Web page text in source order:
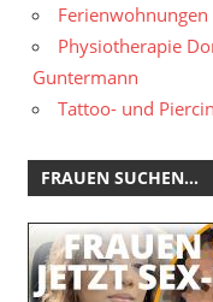
Physiotherapie
Guntermann
Tattoo- und
FRAUEN SUCHEN…